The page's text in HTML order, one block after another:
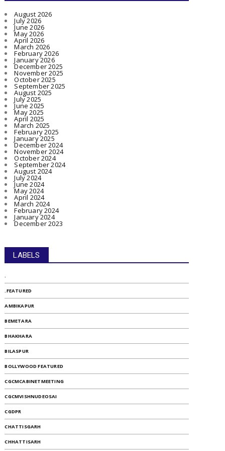
August 2026
July 2026
June 2026
May 2026
April 2026
March 2026
February 2026
January 2026
December 2025
November 2025
October 2025
September 2025
August 2025
July 2025
June 2025
May 2025
April 2025
March 2025
February 2025
January 2025
December 2024
November 2024
October 2024
September 2024
August 2024
July 2024
June 2024
May 2024
April 2024
March 2024
February 2024
January 2024
December 2023
LABELS
.
.FEATURED
AMBIKAPUR
BEMETARA
BHAKHARA
BILASPUR
BOLLYWOOD FEATURED
CGCMCABINETMEETING
CGCMVISHNUDEOSAI
CGDPR
CHATTISGARH
CHHATTISARH